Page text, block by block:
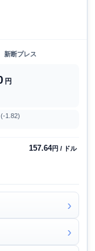
新断プレス
円
(-1.82)
157.64円 / ドル